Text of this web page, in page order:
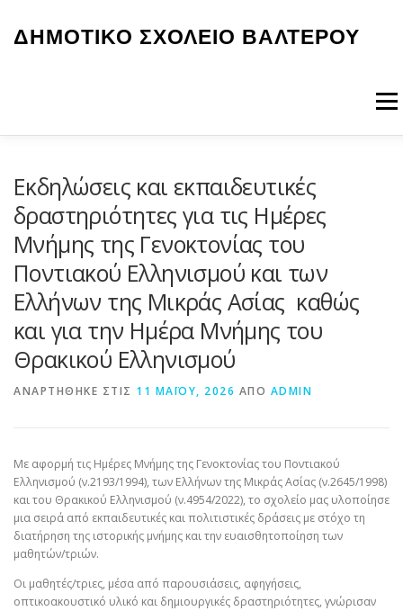
περιεχόμενο
ΔΗΜΟΤΙΚΟ ΣΧΟΛΕΙΟ ΒΑΛΤΕΡΟΥ
ΔΡΆΣΕΙΣ ΕΠΙΚΟΙΝΩΝΙΑ
Εκδηλώσεις και εκπαιδευτικές
δραστηριότητες για τις Ημέρες
Μνήμης της Γενοκτονίας του
Ποντιακού Ελληνισμού και των
Ελλήνων της Μικράς Ασίας καθώς
και για την Ημέρα Μνήμης του
Θρακικού Ελληνισμού
ΑΝΑΡΤΉΘΗΚΕ ΣΤΙΣ 11 ΜΑΪ́ΟΥ, 2026 ΑΠΌ ADMIN
Με αφορμή τις Ημέρες Μνήμης της Γενοκτονίας του Ποντιακού
Ελληνισμού (ν.2193/1994), των Ελλήνων της Μικράς Ασίας (ν.2645/1998)
και του Θρακικού Ελληνισμού (ν.4954/2022), το σχολείο μας υλοποίησε
μια σειρά από εκπαιδευτικές και πολιτιστικές δράσεις με στόχο τη
διατήρηση της ιστορικής μνήμης και την ευαισθητοποίηση των
μαθητών/τριών.
Οι μαθητές/τριες, μέσα από παρουσιάσεις, αφηγήσεις,
οπτικοακουστικό υλικό και δημιουργικές δραστηριότητες, γνώρισαν